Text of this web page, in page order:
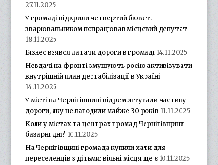
27.11.2025
У громаді відкрили четвертий бювет:
зварювальником попрацював місцевий депутат
18.11.2025
Бізнес взявся латати дороги в громаді 14.11.2025
Невдачі на фронті змушують росію активізувати
внутрішній план дестабілізації в Україні
14.11.2025
У місті на Чернігівщині відремонтували частину
дороги, яку не лагодили майже 30 років 11.11.2025
Коли у містах та центрах громад Чернігівщини
базарні дні? 10.11.2025
На Чернігівщині громада купили хати для
переселенців з дітьми: вільні місця ще є 10.11.2025